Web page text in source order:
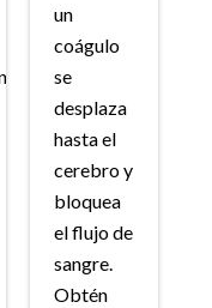
un
coágulo
se
desplaza
hasta el
cerebro y
bloquea
el flujo de
sangre.
Obtén